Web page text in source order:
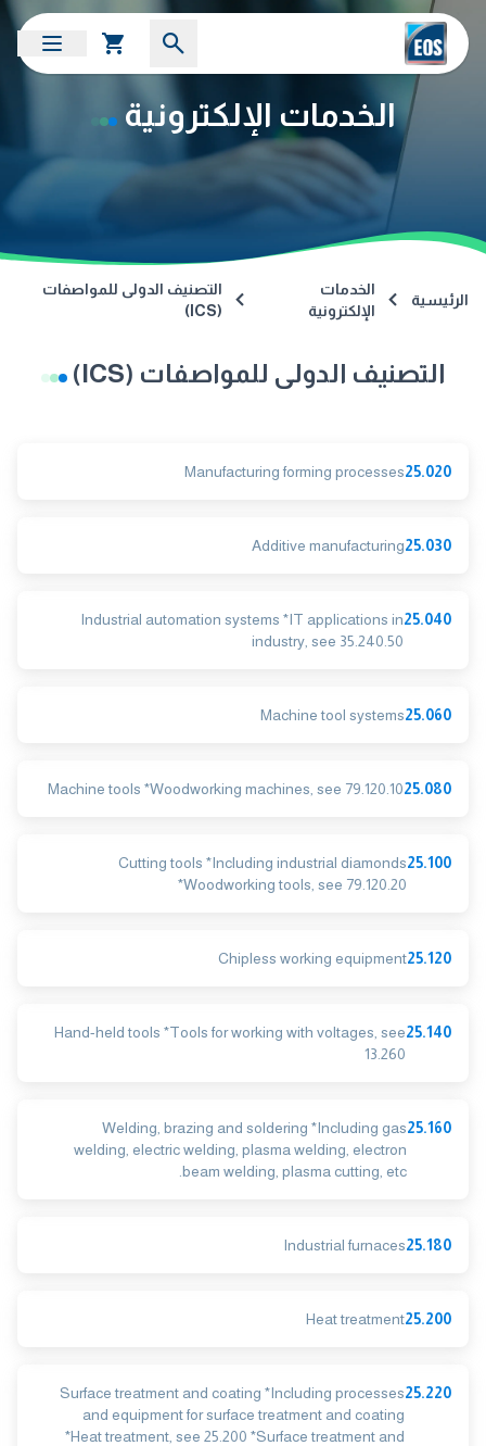
الخدمات الإلكترونية
الرئيسية
الخدمات
الإلكترونية
التصنيف الدولى للمواصفات
(ICS)
التصنيف الدولى للمواصفات (ICS)
25.020
Manufacturing forming processes
25.030
Additive manufacturing
25.040
Industrial automation systems *IT applications in
industry, see 35.240.50
25.060
Machine tool systems
25.080
Machine tools *Woodworking machines, see 79.120.10
25.100
Cutting tools *Including industrial diamonds
*Woodworking tools, see 79.120.20
25.120
Chipless working equipment
25.140
Hand-held tools *Tools for working with voltages, see
13.260
25.160
Welding, brazing and soldering *Including gas
welding, electric welding, plasma welding, electron
beam welding, plasma cutting, etc.
25.180
Industrial furnaces
25.200
Heat treatment
25.220
Surface treatment and coating *Including processes
and equipment for surface treatment and coating
*Heat treatment, see 25.200 *Surface treatment and